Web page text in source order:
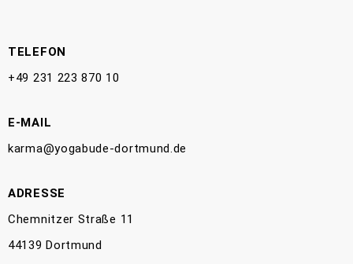
TELEFON
+49 231 223 870 10
E-MAIL
karma@yogabude-dortmund.de
ADRESSE
Chemnitzer Straße 11
44139 Dortmund